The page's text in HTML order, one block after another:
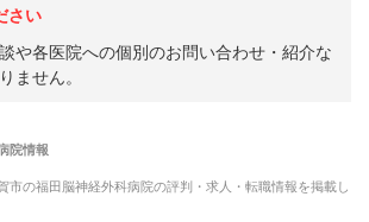
さい
や各医院への個別のお問い合わせ・紹介な
ません。
院情報
市の福田脳神経外科病院の評判・求人・転職情報を掲載し